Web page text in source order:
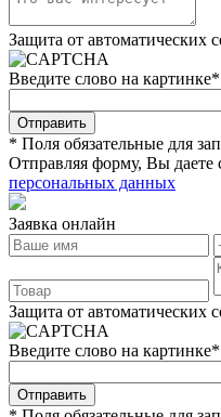
Защита от автоматических
Введите слово на картинке*
* Поля обязательные для
Отправляя форму, Вы даете
персональных данных
Заявка онлайн
Защита от автоматических
Введите слово на картинке*